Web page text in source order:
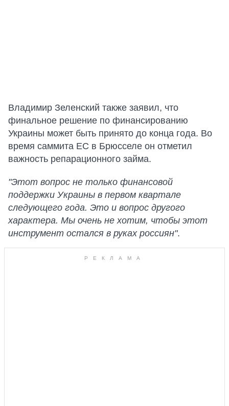
Владимир Зеленский также заявил, что
финальное решение по финансированию
Украины может быть принято до конца года. Во
время саммита ЕС в Брюсселе он отметил
важность репарационного займа.
"Этот вопрос не только финансовой
поддержки Украины в первом квартале
следующего года. Это и вопрос другого
характера. Мы очень не хотим, чтобы этот
инструмент остался в руках россиян".